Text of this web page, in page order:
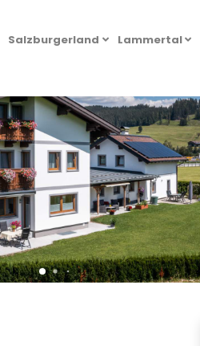
Salzburgerland Lammertal